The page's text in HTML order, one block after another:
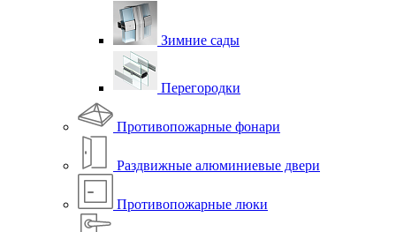
Зимние сады
Перегородки
Противопожарные фонари
Раздвижные алюминиевые двери
Противопожарные люки